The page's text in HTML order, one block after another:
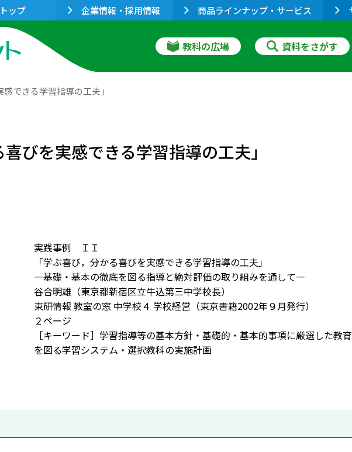
ップ 企業情報・採用情報 商品ラインナップ・サービス
教科の広場 資料をさがす
できる学習指導の工夫」
喜びを実感できる学習指導の工夫」
実践事例 ＩＩ
「学ぶ喜び，分かる喜びを実感できる学習指導の工夫」
―基礎・基本の徹底を図る指導と絶対評価の取り組みを通して―
谷合明雄（東京都新宿区立牛込第三中学校長）
東研情報 教室の窓 中学校４ 学校経営（東京書籍2002年９月発行）
２ページ
［キーワード］学習指導等の基本方針・基礎的・基本的事項に厳選した
を図る学習システム・選択教科の実施計画